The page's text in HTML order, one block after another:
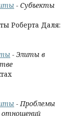
- Субъекты
Роберта Даля:
- Элиты в
- Проблемы
отношений